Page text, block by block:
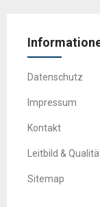
Datenschutz
Impressum
Kontakt
Leitbild &
Sitemap